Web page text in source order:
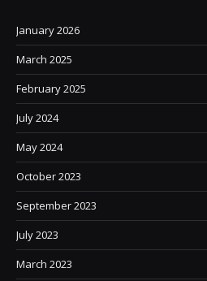
January 2026
March 2025
February 2025
July 2024
May 2024
October 2023
September 2023
July 2023
March 2023